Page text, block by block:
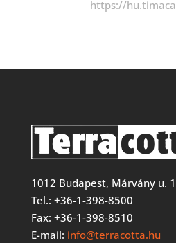
https://
1012 Budapest, Márvány u.
Tel.: +36-1-398-8500
Fax: +36-1-398-8510
E-mail: info@terracotta.hu